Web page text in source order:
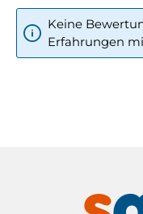
Keine
Erfahrungen